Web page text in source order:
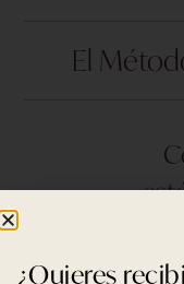
El
¿Quieres